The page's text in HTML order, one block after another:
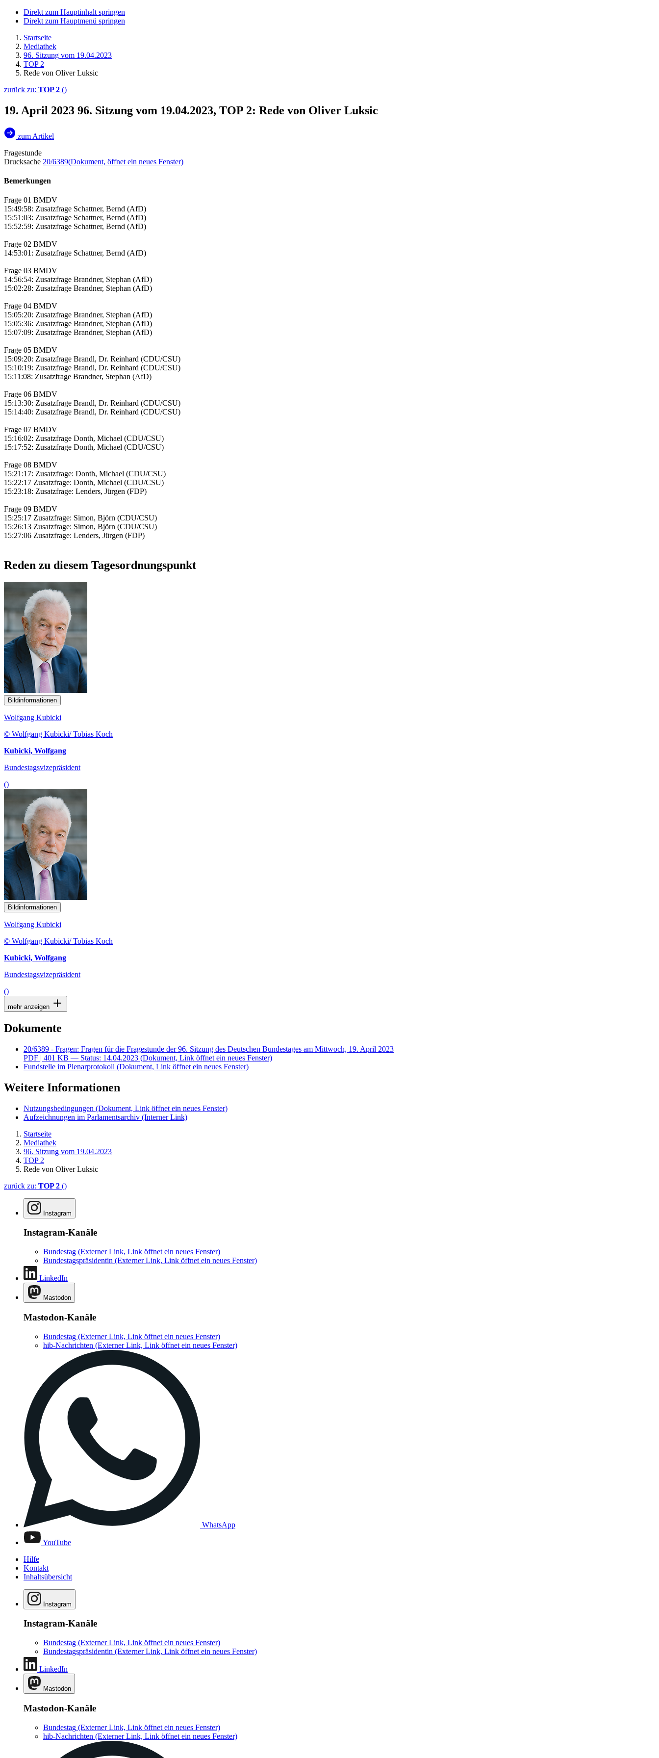
Direkt zum Hauptinhalt springen
Direkt zum Hauptmenü springen
Startseite
Mediathek
96. Sitzung vom 19.04.2023
TOP 2
Rede von Oliver Luksic
zurück zu: TOP 2 ()
19. April 2023 96. Sitzung vom 19.04.2023, TOP 2: Rede von Oliver Luksic
zum Artikel
Fragestunde
Drucksache 20/6389(Dokument, öffnet ein neues Fenster)
Bemerkungen
Frage 01 BMDV
15:49:58: Zusatzfrage Schattner, Bernd (AfD)
15:51:03: Zusatzfrage Schattner, Bernd (AfD)
15:52:59: Zusatzfrage Schattner, Bernd (AfD)
Frage 02 BMDV
14:53:01: Zusatzfrage Schattner, Bernd (AfD)
Frage 03 BMDV
14:56:54: Zusatzfrage Brandner, Stephan (AfD)
15:02:28: Zusatzfrage Brandner, Stephan (AfD)
Frage 04 BMDV
15:05:20: Zusatzfrage Brandner, Stephan (AfD)
15:05:36: Zusatzfrage Brandner, Stephan (AfD)
15:07:09: Zusatzfrage Brandner, Stephan (AfD)
Frage 05 BMDV
15:09:20: Zusatzfrage Brandl, Dr. Reinhard (CDU/CSU)
15:10:19: Zusatzfrage Brandl, Dr. Reinhard (CDU/CSU)
15:11:08: Zusatzfrage Brandner, Stephan (AfD)
Frage 06 BMDV
15:13:30: Zusatzfrage Brandl, Dr. Reinhard (CDU/CSU)
15:14:40: Zusatzfrage Brandl, Dr. Reinhard (CDU/CSU)
Frage 07 BMDV
15:16:02: Zusatzfrage Donth, Michael (CDU/CSU)
15:17:52: Zusatzfrage Donth, Michael (CDU/CSU)
Frage 08 BMDV
15:21:17: Zusatzfrage: Donth, Michael (CDU/CSU)
15:22:17 Zusatzfrage: Donth, Michael (CDU/CSU)
15:23:18: Zusatzfrage: Lenders, Jürgen (FDP)
Frage 09 BMDV
15:25:17 Zusatzfrage: Simon, Björn (CDU/CSU)
15:26:13 Zusatzfrage: Simon, Björn (CDU/CSU)
15:27:06 Zusatzfrage: Lenders, Jürgen (FDP)
Reden zu diesem Tagesordnungspunkt
Bildinformationen
Wolfgang Kubicki
© Wolfgang Kubicki/ Tobias Koch
Kubicki, Wolfgang
Bundestagsvizepräsident
()
Bildinformationen
Wolfgang Kubicki
© Wolfgang Kubicki/ Tobias Koch
Kubicki, Wolfgang
Bundestagsvizepräsident
()
mehr anzeigen
Dokumente
20/6389 - Fragen: Fragen für die Fragestunde der 96. Sitzung des Deutschen Bundestages am Mittwoch, 19. April 2023
PDF | 401 KB — Status: 14.04.2023 (Dokument, Link öffnet ein neues Fenster)
Fundstelle im Plenarprotokoll (Dokument, Link öffnet ein neues Fenster)
Weitere Informationen
Nutzungsbedingungen (Dokument, Link öffnet ein neues Fenster)
Aufzeichnungen im Parlamentsarchiv (Interner Link)
Startseite
Mediathek
96. Sitzung vom 19.04.2023
TOP 2
Rede von Oliver Luksic
zurück zu: TOP 2 ()
Instagram
Instagram-Kanäle
Bundestag (Externer Link, Link öffnet ein neues Fenster)
Bundestagspräsidentin (Externer Link, Link öffnet ein neues Fenster)
LinkedIn
Mastodon
Mastodon-Kanäle
Bundestag (Externer Link, Link öffnet ein neues Fenster)
hib-Nachrichten (Externer Link, Link öffnet ein neues Fenster)
WhatsApp
YouTube
Hilfe
Kontakt
Inhaltsübersicht
Instagram
Instagram-Kanäle
Bundestag (Externer Link, Link öffnet ein neues Fenster)
Bundestagspräsidentin (Externer Link, Link öffnet ein neues Fenster)
LinkedIn
Mastodon
Mastodon-Kanäle
Bundestag (Externer Link, Link öffnet ein neues Fenster)
hib-Nachrichten (Externer Link, Link öffnet ein neues Fenster)